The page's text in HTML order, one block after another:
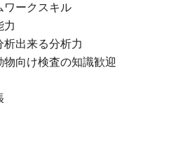
ワークスキル
力
析出来る分析力
物向け検査の知識歓迎